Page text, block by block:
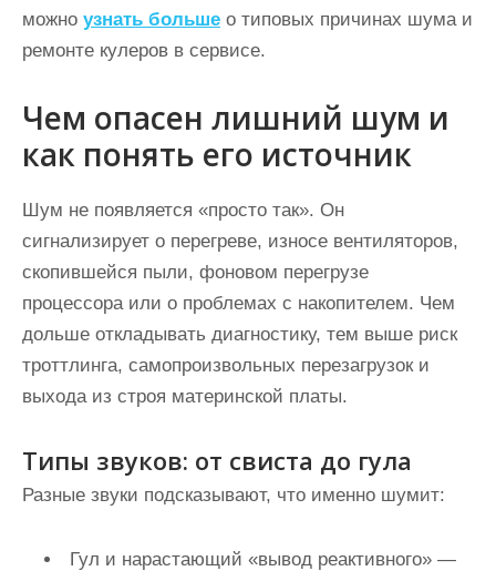
можно узнать больше о типовых причинах шума и
ремонте кулеров в сервисе.
Чем опасен лишний шум и
как понять его источник
Шум не появляется «просто так». Он
сигнализирует о перегреве, износе вентиляторов,
скопившейся пыли, фоновом перегрузе
процессора или о проблемах с накопителем. Чем
дольше откладывать диагностику, тем выше риск
троттлинга, самопроизвольных перезагрузок и
выхода из строя материнской платы.
Типы звуков: от свиста до гула
Разные звуки подсказывают, что именно шумит:
Гул и нарастающий «вывод реактивного» —